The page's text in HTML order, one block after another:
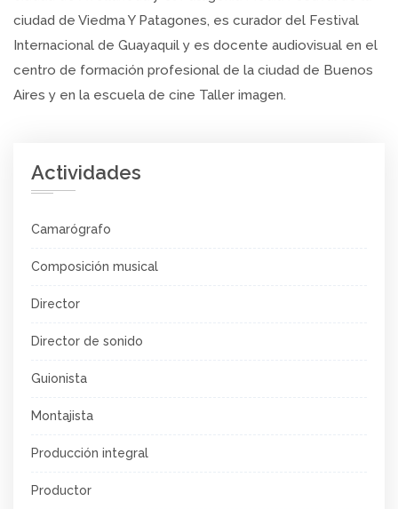
ciudad de Viedma Y Patagones, es curador del Festival
Internacional de Guayaquil y es docente audiovisual en el
centro de formación profesional de la ciudad de Buenos
Aires y en la escuela de cine Taller imagen.
Actividades
Camarógrafo
Composición musical
Director
Director de sonido
Guionista
Montajista
Producción integral
Productor